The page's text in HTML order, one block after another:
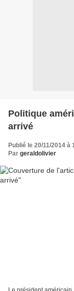
Politique
arrivé
Publié le 20/11/2014 à
Par geraldolivier